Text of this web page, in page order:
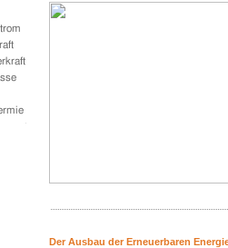
Der Ausbau der Erneuerbaren